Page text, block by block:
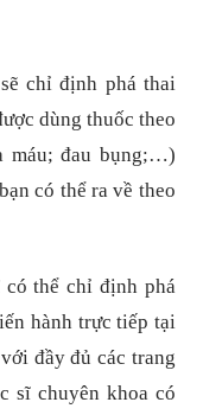
chỉ định phá thai
dùng thuốc theo
máu; đau bụng;…)
có thể ra về theo
thể chỉ định phá
hành trực tiếp tại
đầy đủ các trang
sĩ chuyên khoa có